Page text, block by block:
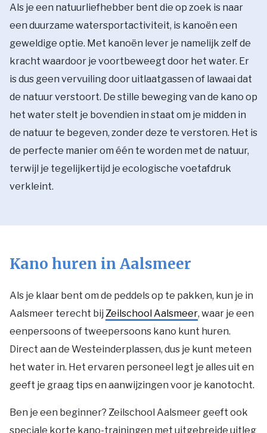
Als je een natuurliefhebber bent die op zoek is naar
een duurzame watersportactiviteit, is kanoën een
geweldige optie. Met kanoën lever je namelijk zelf de
kracht waardoor je voortbeweegt door het water. Er
is dus geen vervuiling door uitlaatgassen of lawaai dat
de natuur verstoort. De stille beweging van de kano op
het water stelt je bovendien in staat om je midden in
de natuur te begeven, zonder deze te verstoren. Het is
de perfecte manier om één te worden met de natuur,
terwijl je tegelijkertijd je ecologische voetafdruk
verkleint.
Kano huren in Aalsmeer
Als je klaar bent om de peddels op te pakken, kun je in
Aalsmeer terecht bij Zeilschool Aalsmeer, waar je een
eenpersoons of tweepersoons kano kunt huren.
Direct aan de Westeinderplassen, dus je kunt meteen
het water in. Het ervaren personeel legt je alles uit en
geeft je graag tips en aanwijzingen voor je kanotocht.
Ben je een beginner? Zeilschool Aalsmeer geeft ook
speciale korte kano-trainingen met uitgebreide uitleg